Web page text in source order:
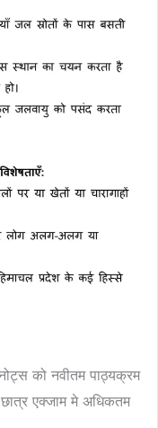
को नवीतम पाठ्यक्रम
एक्जाम मे अधिकतम